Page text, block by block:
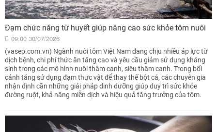
Đạm chức năng từ huyết giúp nâng cao sức khỏe tôm nuôi
09:00 30/07/2026
(vasep.com.vn) Ngành nuôi tôm Việt Nam đang chịu nhiều áp lực từ
dịch bệnh, chi phí thức ăn tăng cao và yêu cầu giảm sử dụng kháng
sinh trong các mô hình nuôi thâm canh, siêu thâm canh. Trong bối
cảnh tăng sử dụng đạm thực vật để thay thế bột cá, các chuyên gia
nhận định cần những giải pháp dinh dưỡng giúp duy trì sức khỏe
đường ruột, khả năng miễn dịch và hiệu quả tăng trưởng của tôm.